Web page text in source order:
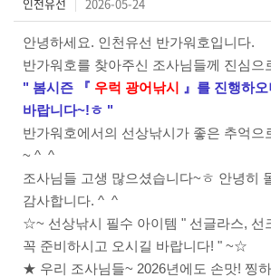
안녕하세요. 인천유선 반가워호입니다.
반가워호를 찾아주신 조사님들께 진심으
" 봄시즌
『 우럭 광어낚시 』를 진행하오
바랍니다~!ㅎ "
반가워호에서의 선상낚시가 좋은 추억으
~ ^ ^
조사님들 고생 많으셨습니다~ㅎ 안녕히
감사합니다. ^ ^
☆~ 선상낚시 필수 아이템 " 선글라스, 선
꼭 준비하시고 오시길 바랍니다! " ~☆
★ 우리 조사님들~ 2026년에도 손맛! 찡